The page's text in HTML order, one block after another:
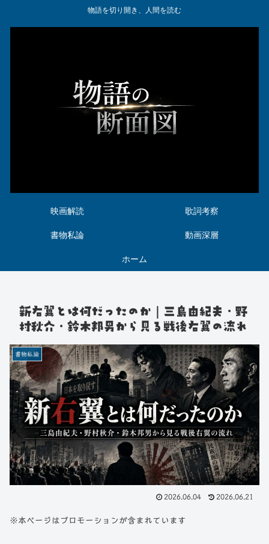
物語を切り開き、人間を読む
映画解読 歌詞考察
書物私論 動画深層
ホーム
新右翼とは何だったのか｜三島由紀夫・野
村秋介・鈴木邦男から見る戦後右翼の流れ
書物私論
2026.06.04 2026.06.21
※本ページはプロモーションが含まれています